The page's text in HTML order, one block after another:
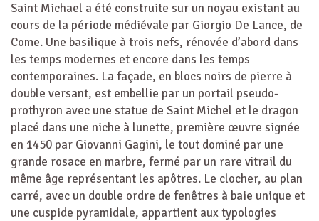
Saint Michael a été construite sur un noyau existant au
cours de la période médiévale par Giorgio De Lance, de
Come. Une basilique à trois nefs, rénovée d’abord dans
les temps modernes et encore dans les temps
contemporaines. La façade, en blocs noirs de pierre à
double versant, est embellie par un portail pseudo-
prothyron avec une statue de Saint Michel et le dragon
placé dans une niche à lunette, première œuvre signée
en 1450 par Giovanni Gagini, le tout dominé par une
grande rosace en marbre, fermé par un rare vitrail du
même âge représentant les apôtres. Le clocher, au plan
carré, avec un double ordre de fenêtres à baie unique et
une cuspide pyramidale, appartient aux typologies